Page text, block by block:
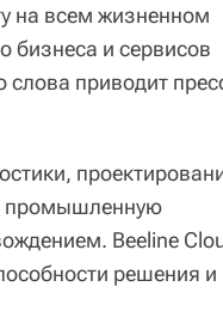
на всем жизненном
бизнеса и сервисов
слова приводит
промышленную
Beeline
решения и